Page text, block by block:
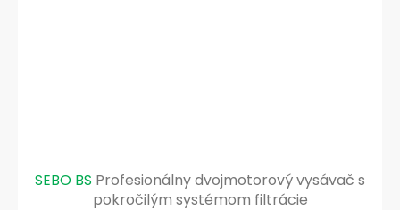
SEBO BS Profesionálny dvojmotorový vysávač s
pokročilým systémom filtrácie